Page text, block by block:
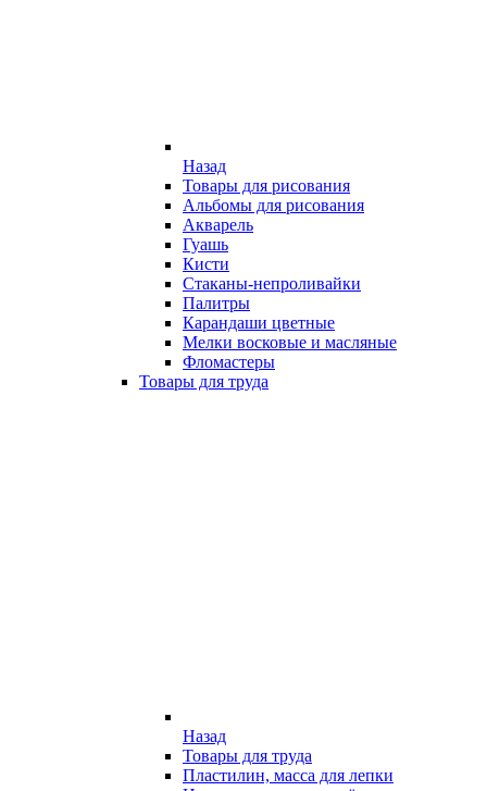
Назад
Товары для рисования
Альбомы для рисования
Акварель
Гуашь
Кисти
Стаканы-непроливайки
Палитры
Карандаши цветные
Мелки восковые и масляные
Фломастеры
Товары для труда
Назад
Товары для труда
Пластилин, масса для лепки